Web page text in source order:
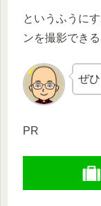
というふうに
ンを撮影でき
ぜ
PR